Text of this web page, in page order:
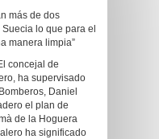
más de dos
lo que para el
manera limpia”
concejal de
ha supervisado
Daniel
el plan de
de la Hoguera
ha significado